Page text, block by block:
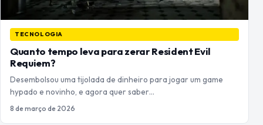
TECNOLOGIA
Quanto tempo leva para zerar Resident Evil
Requiem?
Desembolsou uma tijolada de dinheiro para jogar um game
hypado e novinho, e agora quer saber…
8 de março de 2026